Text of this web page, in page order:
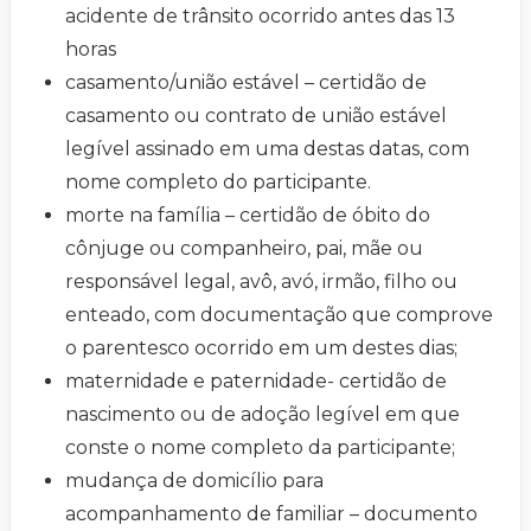
acidente de trânsito ocorrido antes das 13
horas
casamento/união estável – certidão de
casamento ou contrato de união estável
legível assinado em uma destas datas, com
nome completo do participante.
morte na família – certidão de óbito do
cônjuge ou companheiro, pai, mãe ou
responsável legal, avô, avó, irmão, filho ou
enteado, com documentação que comprove
o parentesco ocorrido em um destes dias;
maternidade e paternidade- certidão de
nascimento ou de adoção legível em que
conste o nome completo da participante;
mudança de domicílio para
acompanhamento de familiar – documento